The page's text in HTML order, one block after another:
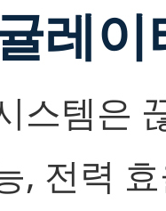
레이
스템은
, 전력